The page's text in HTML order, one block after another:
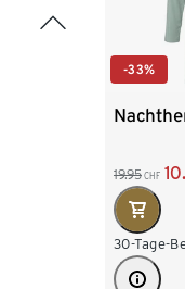
-33%
19.95 CHF
30-Tage-